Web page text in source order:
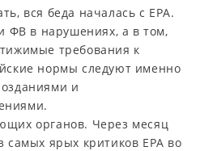
вся беда началась с EPA.
ФВ в нарушениях, а в том,
требования к
нормы следуют именно
и
органов. Через месяц
самых ярых критиков EPA во